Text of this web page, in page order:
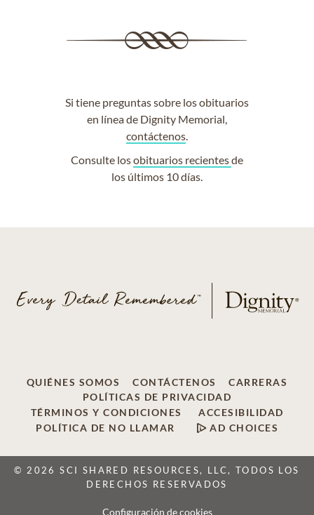
Si tiene preguntas sobre los obituarios
en línea de Dignity Memorial,
contáctenos.
Consulte losobituarios recientesde
los últimos 10 días.
QUIÉNES SOMOS CONTÁCTENOS
CARRERAS
POLÍTICAS DE PRIVACIDAD
TÉRMINOS Y CONDICIONES
ACCESIBILIDAD
POLÍTICA DE NO LLAMAR
AD CHOICES
© 2026 SCI SHARED RESOURCES, LLC, TODOS LOS
DERECHOS RESERVADOS
Configuración de cookies